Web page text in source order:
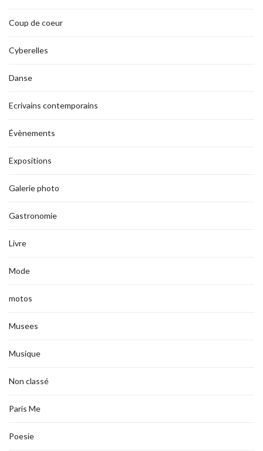
Coup de coeur
Cyberelles
Danse
Ecrivains contemporains
Évènements
Expositions
Galerie photo
Gastronomie
Livre
Mode
motos
Musees
Musique
Non classé
Paris Me
Poesie